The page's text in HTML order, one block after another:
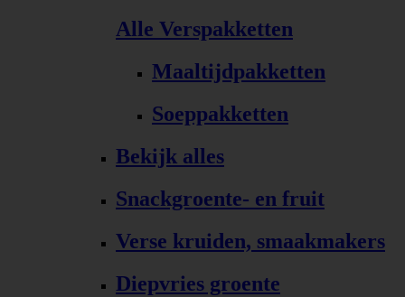
Alle Verspakketten
Maaltijdpakketten
Soeppakketten
Bekijk alles
Snackgroente- en fruit
Verse kruiden, smaakmakers
Diepvries groente